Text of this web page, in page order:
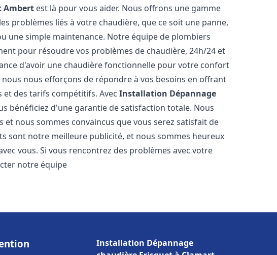
Ambert est là pour vous aider. Nous offrons une gamme
problèmes liés à votre chaudière, que ce soit une panne,
une simple maintenance. Notre équipe de plombiers
pour résoudre vos problèmes de chaudière, 24h/24 et
d'avoir une chaudière fonctionnelle pour votre confort
nous efforçons de répondre à vos besoins en offrant
et des tarifs compétitifs. AvecInstallation Dépannage
bénéficiez d'une garantie de satisfaction totale. Nous
et nous sommes convaincus que vous serez satisfait de
sont notre meilleure publicité, et nous sommes heureux
vous. Si vous rencontrez des problèmes avec votre
notre équipe
Installation Dépannage